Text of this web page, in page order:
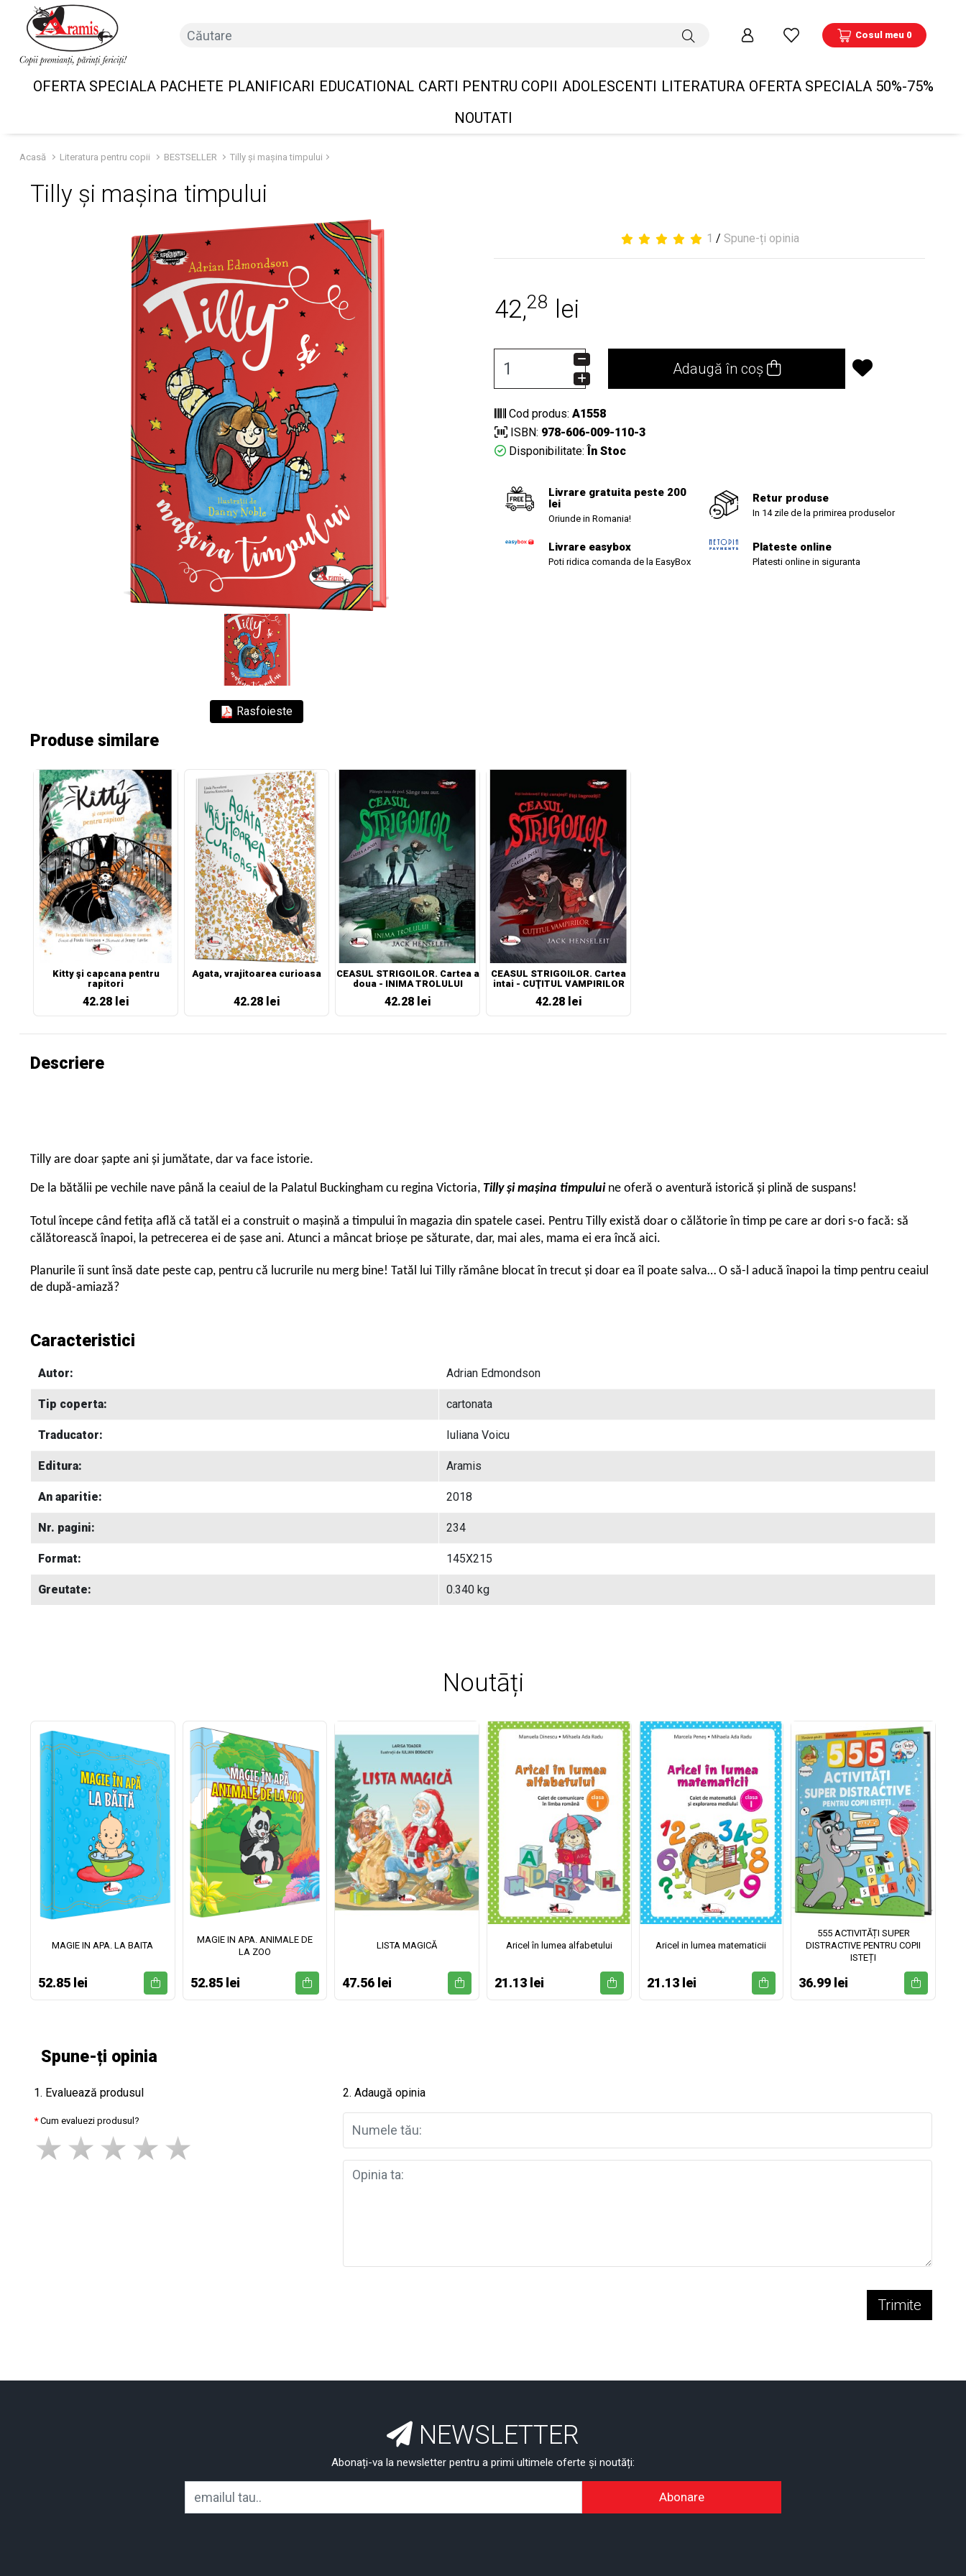
Cosul meu 0
OFERTA SPECIALA PACHETE PLANIFICARI EDUCATIONAL CARTI PENTRU COPII ADOLESCENTI LITERATURA OFERTA SPECIALA 50%-75%
NOUTATI
Acasă Literatura pentru copii BESTSELLER Tilly și mașina timpului
Tilly și mașina timpului
Rasfoieste
1 / Spune-ți opinia
42,28 lei
Adaugă în coș
Cod produs: A1558
ISBN: 978-606-009-110-3
Disponibilitate: În Stoc
Livrare gratuita peste 200
lei
Oriunde in Romania!
Retur produse
In 14 zile de la primirea produselor
Livrare easybox
Poti ridica comanda de la EasyBox
Plateste online
Platesti online in siguranta
Produse similare
Kitty şi capcana pentru
rapitori
42.28 lei
Agata, vrajitoarea curioasa
42.28 lei
CEASUL STRIGOILOR. Cartea a
doua - INIMA TROLULUI
42.28 lei
CEASUL STRIGOILOR. Cartea
intai - CUŢITUL VAMPIRILOR
42.28 lei
Descriere
Tilly are doar șapte ani și jumătate, dar va face istorie.
De la bătălii pe vechile nave până la ceaiul de la Palatul Buckingham cu regina Victoria, Tilly și mașina timpului ne oferă o aventură istorică și plină de suspans!
Totul începe când fetița află că tatăl ei a construit o mașină a timpului în magazia din spatele casei. Pentru Tilly există doar o călătorie în timp pe care ar dori s-o facă: să
călătorească înapoi, la petrecerea ei de șase ani. Atunci a mâncat brioșe pe săturate, dar, mai ales, mama ei era încă aici.
Planurile îi sunt însă date peste cap, pentru că lucrurile nu merg bine! Tatăl lui Tilly rămâne blocat în trecut și doar ea îl poate salva… O să-l aducă înapoi la timp pentru ceaiul
de după-amiază?
Caracteristici
Autor: Adrian Edmondson
Tip coperta: cartonata
Traducator: Iuliana Voicu
Editura: Aramis
An aparitie: 2018
Nr. pagini: 234
Format: 145X215
Greutate: 0.340 kg
Noutāți
MAGIE IN APA. LA BAITA
52.85 lei
MAGIE IN APA. ANIMALE DE
LA ZOO
52.85 lei
LISTA MAGICĂ
47.56 lei
Aricel în lumea alfabetului
21.13 lei
Aricel in lumea matematicii
21.13 lei
555 ACTIVITĂȚI SUPER
DISTRACTIVE PENTRU COPII
ISTEȚI
36.99 lei
Spune-ți opinia
1. Evaluează produsul
Cum evaluezi produsul?
2. Adaugă opinia
Trimite
NEWSLETTER
Abonați-va la newsletter pentru a primi ultimele oferte și noutăți:
Abonare